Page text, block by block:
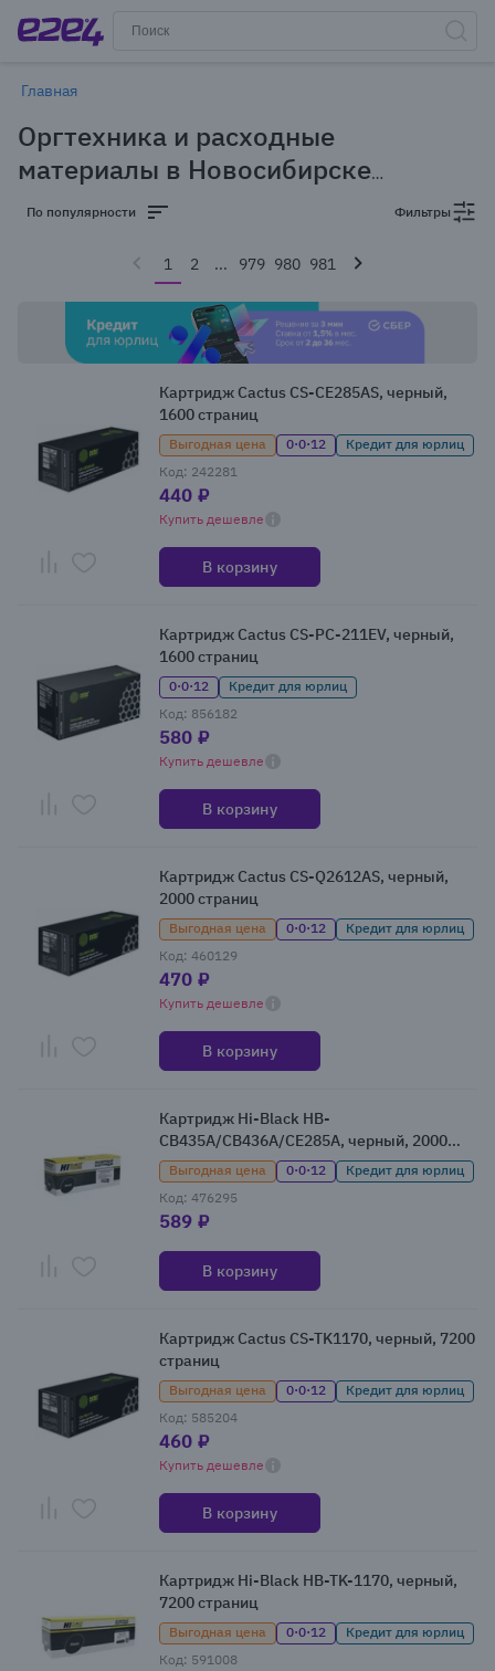
Главная
Оргтехника и расходные
материалы в Новосибирске
По популярности Фильтры
1 2 ... 979 980 981
Картридж Cactus CS-CE285AS, черный,
1600 страниц
Выгодная цена 0·0·12
Кредит для юрлиц
Код: 242281
440 ₽
Купить дешевле
В корзину
Картридж Cactus CS-PC-211EV, черный,
1600 страниц
0·0·12
Кредит для юрлиц
Код: 856182
580 ₽
Купить дешевле
В корзину
Картридж Cactus CS-Q2612AS, черный,
2000 страниц
Выгодная цена 0·0·12
Кредит для юрлиц
Код: 460129
470 ₽
Купить дешевле
В корзину
Картридж Hi-Black HB-
CB435A/CB436A/CE285A, черный, 2000
страниц
Выгодная цена 0·0·12
Кредит для юрлиц
Код: 476295
589 ₽
В корзину
Картридж Cactus CS-TK1170, черный, 7200
страниц
Выгодная цена 0·0·12
Кредит для юрлиц
Код: 585204
460 ₽
Купить дешевле
В корзину
Картридж Hi-Black HB-TK-1170, черный,
7200 страниц
Выгодная цена 0·0·12
Кредит для юрлиц
Код: 591008